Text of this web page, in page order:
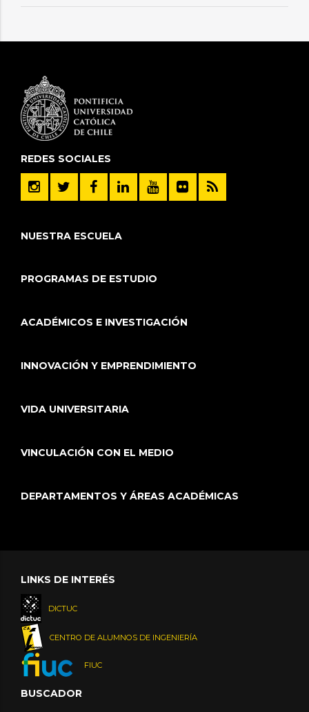
REDES SOCIALES
NUESTRA ESCUELA
PROGRAMAS DE ESTUDIO
ACADÉMICOS E INVESTIGACIÓN
INNOVACIÓN Y EMPRENDIMIENTO
VIDA UNIVERSITARIA
VINCULACIÓN CON EL MEDIO
DEPARTAMENTOS Y ÁREAS ACADÉMICAS
LINKS DE INTERÉS
DICTUC
CENTRO DE ALUMNOS DE INGENIERÍA
FIUC
BUSCADOR